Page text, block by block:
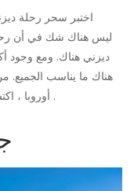
اختبر سحر رحلة
ليس هناك شك في أن
ديزني هناك. ومع وجود
هناك ما يناسب الجميع.
أوروبا ، .